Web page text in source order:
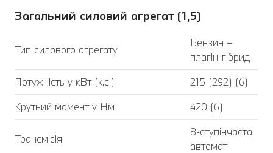
Загальний силовий агрегат (1,5)
Тип силового агрегату
Бензин –
плагін-гібрид
Потужність у кВт (к.с.)
215 (292) (6)
Крутний момент у Нм
420 (6)
Трансмісія
8-ступінчаста,
автомат